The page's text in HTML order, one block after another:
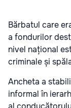
Bărbatul care
a fondurilor
nivel național
criminale și
Ancheta a
informal în